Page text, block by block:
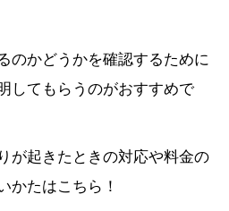
のかどうかを確認するために
してもらうのがおすすめで
が起きたときの対応や料金の
かたはこちら！